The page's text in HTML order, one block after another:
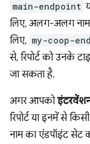
main-endpoint
लिए, अलग-अलग
लिए, my-coop-
से, रिपोर्ट को उनके
जा सकता है.
अगर आपको
रिपोर्ट या इनमें से
नाम का एंडपॉइंट सेट